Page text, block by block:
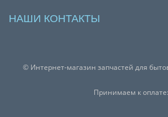
НАШИ КОНТАКТЫ
© Интернет-магазин запчастей для
Принимаем к оплате: